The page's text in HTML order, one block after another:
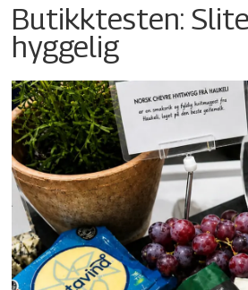
Butikktesten:
hyggelig